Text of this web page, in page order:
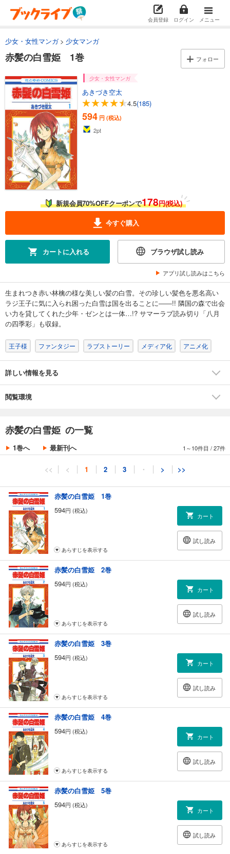
会員登録 ログイン メニュー
少女・女性マンガ 少女マンガ
赤髪の白雪姫 1巻 フォロー
少女・女性マンガ
あきづき空太
4.5(185)
594 円 (税込)
2pt
新規会員70%OFFクーポンで178円(税込)
今すぐ購入
カートに入れる ブラウザ試し読み
アプリ試し読みはこちら
生まれつき赤い林檎の様な美しい髪の白雪。その珍しい髪色を悪名高い
ラジ王子に気に入られ困った白雪は国を出ることに――!! 隣国の森で出会
い力を貸してくれた少年・ゼンとは一体…!? サマーラブ読み切り「八月
の四季彩」も収録。
王子様 ファンタジー ラブストーリー メディア化 アニメ化
詳しい情報を見る
閲覧環境
赤髪の白雪姫 の一覧
1巻へ 最新刊へ 1～10件目 /27件
<< < 1 2 3 ・ > >>
赤髪の白雪姫 1巻
594円 (税込)
カート
試し読み
あらすじを表示する
赤髪の白雪姫 2巻
594円 (税込)
カート
試し読み
あらすじを表示する
赤髪の白雪姫 3巻
594円 (税込)
カート
試し読み
あらすじを表示する
赤髪の白雪姫 4巻
594円 (税込)
カート
試し読み
あらすじを表示する
赤髪の白雪姫 5巻
594円 (税込)
カート
試し読み
あらすじを表示する